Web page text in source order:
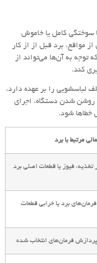
سوختگی کامل یا خاموش
برد قبل از از کار
توجه به آن‌ها می‌تواند از
کند.
لباسشویی را بر عهده دارد،
روشن شدن دستگاه، اجرای
خطاها شود.
مرتبط با برد
تغذیه، فیوز یا قطعات اصلی برد
برد یا خرابی قطعات
پردازش فرمان‌های انتخاب شده